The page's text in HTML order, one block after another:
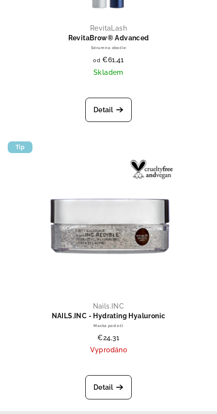
RevitaLash
RevitaBrow® Advanced
Sérum na obočie
od €61,41
Skladem
Detail
Tip
Nails.INC
NAILS.INC - Hydrating Hyaluronic
Maska pod oči
€24,31
Vyprodáno
Detail